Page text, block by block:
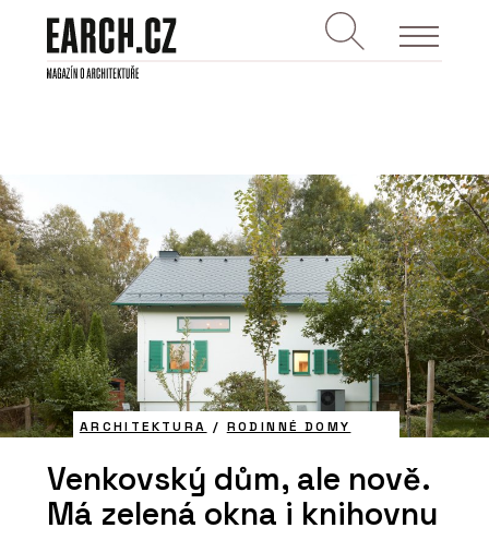
ARCHITEKTURA / RODINNÉ DOMY
Venkovský dům, ale nově.
Má zelená okna i knihovnu